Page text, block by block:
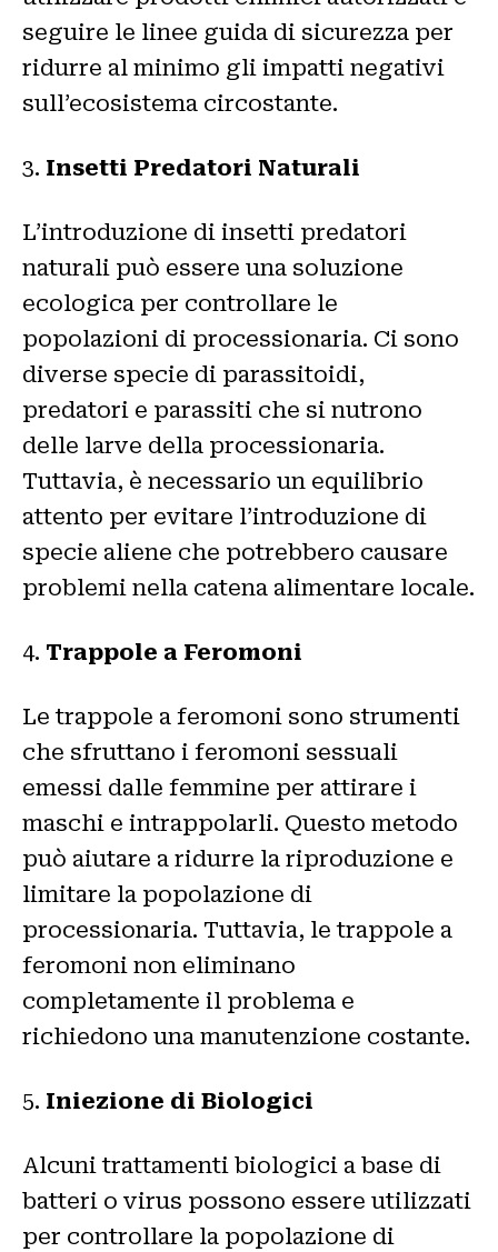
seguire le linee guida di sicurezza per
ridurre al minimo gli impatti negativi
sull’ecosistema circostante.
3. Insetti Predatori Naturali
L’introduzione di insetti predatori
naturali può essere una soluzione
ecologica per controllare le
popolazioni di processionaria. Ci sono
diverse specie di parassitoidi,
predatori e parassiti che si nutrono
delle larve della processionaria.
Tuttavia, è necessario un equilibrio
attento per evitare l’introduzione di
specie aliene che potrebbero causare
problemi nella catena alimentare locale.
4. Trappole a Feromoni
Le trappole a feromoni sono strumenti
che sfruttano i feromoni sessuali
emessi dalle femmine per attirare i
maschi e intrappolarli. Questo metodo
può aiutare a ridurre la riproduzione e
limitare la popolazione di
processionaria. Tuttavia, le trappole a
feromoni non eliminano
completamente il problema e
richiedono una manutenzione costante.
5. Iniezione di Biologici
Alcuni trattamenti biologici a base di
batteri o virus possono essere utilizzati
per controllare la popolazione di